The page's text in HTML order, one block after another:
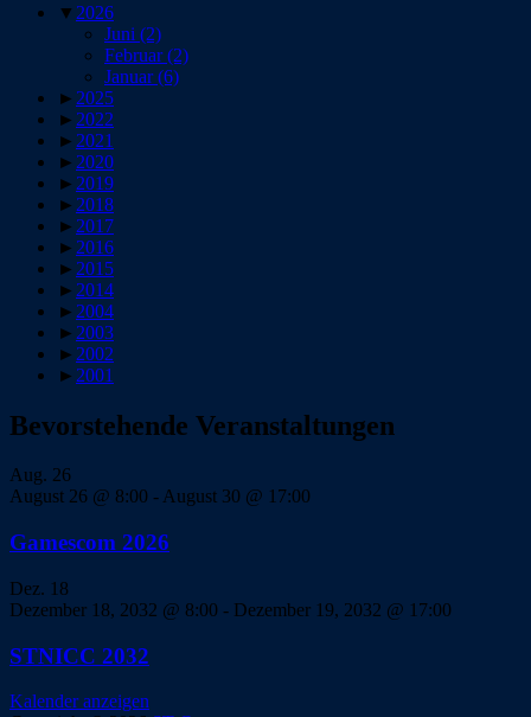
▼ 2026
Juni (2)
Februar(2)
Januar(6)
► 2025
► 2022
► 2021
► 2020
► 2019
► 2018
► 2017
► 2016
► 2015
► 2014
► 2004
► 2003
► 2002
► 2001
Bevorstehende Veranstaltungen
Aug. 26
August 26 @ 8:00 -August 30 @ 17:00
Gamescom 2026
Dez. 18
Dezember 18, 2032 @ 8:00 - Dezember 19, 2032 @ 17:00
STNICC 2032
Kalender anzeigen